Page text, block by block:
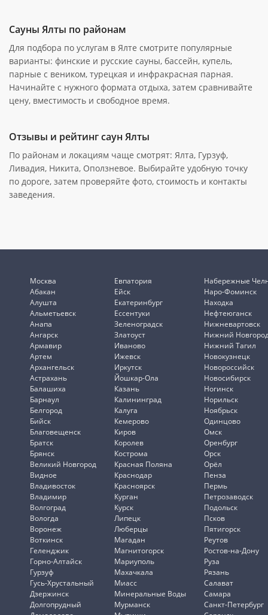
Сауны Ялты по районам
Для подбора по услугам в Ялте смотрите популярные
варианты: финские и русские сауны, бассейн, купель,
парные с веником, турецкая и инфракрасная парная.
Начинайте с нужного формата отдыха, затем сравнивайте
цену, вместимость и свободное время.
Отзывы и рейтинг саун Ялты
По районам и локациям чаще смотрят: Ялта, Гурзуф,
Ливадия, Никита, Оползневое. Выбирайте удобную точку
по дороге, затем проверяйте фото, стоимость и контакты
заведения.
Москва
Абакан
Алушта
Альметьевск
Анапа
Ангарск
Армавир
Артем
Архангельск
Астрахань
Балашиха
Барнаул
Белгород
Бийск
Благовещенск
Братск
Брянск
Великий Новгород
Видное
Владивосток
Владимир
Волгоград
Вологда
Воронеж
Воткинск
Геленджик
Горно-Алтайск
Гурзуф
Гусь-Хрустальный
Дзержинск
Долгопрудный
Евпатория
Ейск
Екатеринбург
Ессентуки
Зеленоградск
Златоуст
Иваново
Ижевск
Иркутск
Йошкар-Ола
Казань
Калининград
Калуга
Кемерово
Киров
Королев
Кострома
Красная Поляна
Краснодар
Красноярск
Курган
Курск
Липецк
Люберцы
Магадан
Магнитогорск
Мариуполь
Махачкала
Миасс
Минеральные Воды
Мурманск
Набережные
Наро-Фоминск
Находка
Нефтеюганск
Нижневартовск
Нижний
Нижний Тагил
Новокузнецк
Новороссийск
Новосибирск
Ногинск
Норильск
Ноябрьск
Одинцово
Омск
Оренбург
Орск
Орёл
Пенза
Пермь
Петрозаводск
Подольск
Псков
Пятигорск
Реутов
Ростов-на-Дону
Руза
Рязань
Салават
Самара
Санкт-Петербург